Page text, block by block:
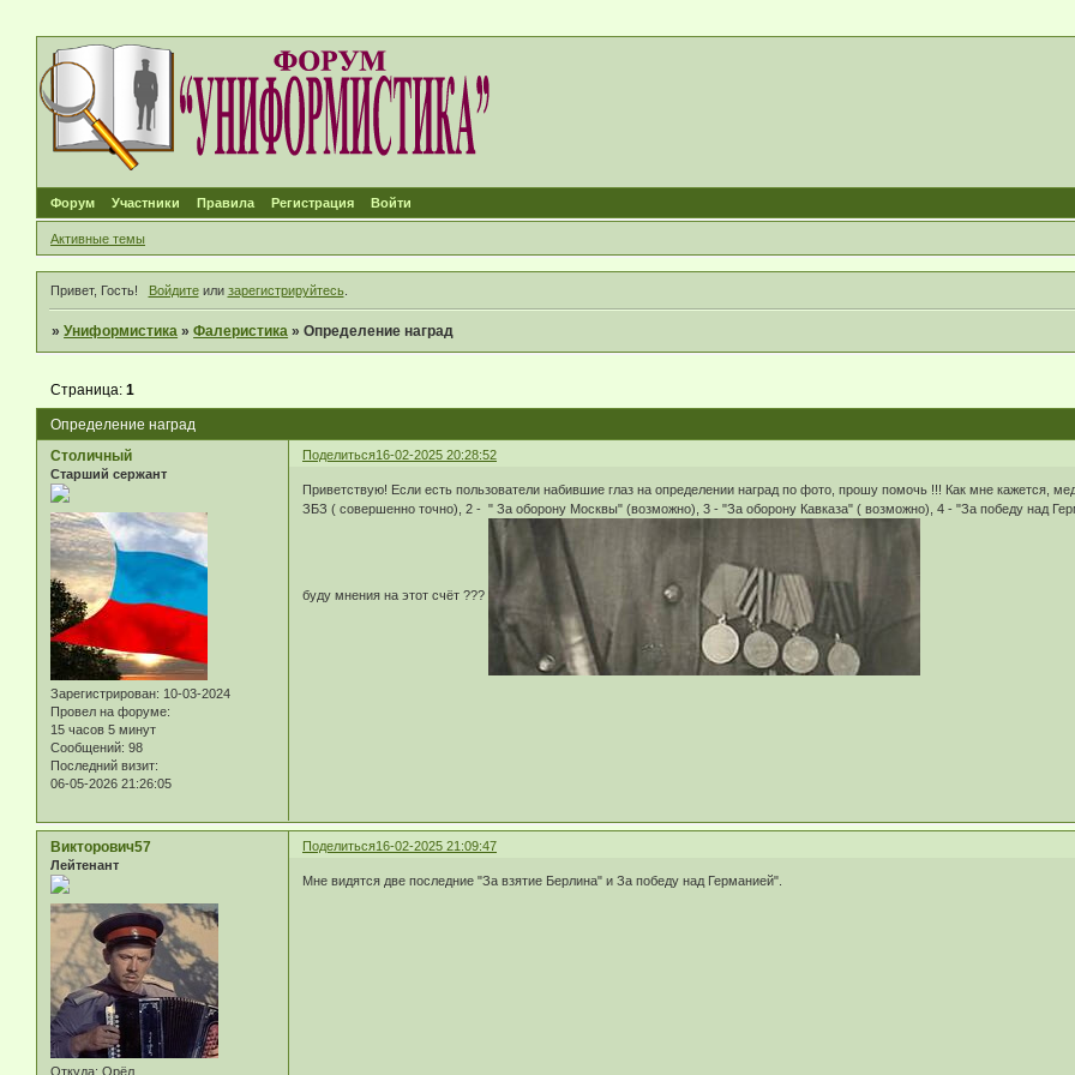
Форум Участники Правила Регистрация Войти
Активные темы
Привет, Гость! Войдитеили зарегистрируйтесь.
»Униформистика »Фалеристика »Определение наград
Определение наград
Страница:1
Поделиться16-02-2025 20:28:52
Столичный
Старший сержант
Зарегистрирован: 10-03-2024
Провел на форуме:
15 часов 5 минут
Сообщений: 98
Последний визит:
06-05-2026 21:26:05
Приветствую! Если есть пользователи набившие глаз на определении наград по фото, прошу помочь !!! Как мне кажется,
ЗБЗ ( совершенно точно), 2 - " За оборону Москвы" (возможно), 3 - "За оборону Кавказа" ( возможно), 4 - "За победу над
буду мнения на этот счёт ???
Поделиться16-02-2025 21:09:47
Викторович57
Лейтенант
Откуда: Орёл
Мне видятся две последние "За взятие Берлина" и За победу над Германией".